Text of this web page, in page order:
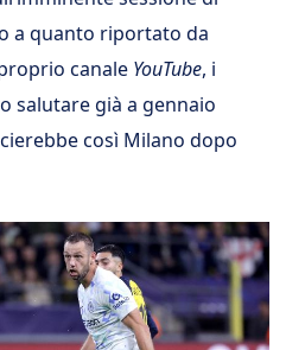
a quanto riportato da
canale YouTube, i
salutare già a gennaio
così Milano dopo